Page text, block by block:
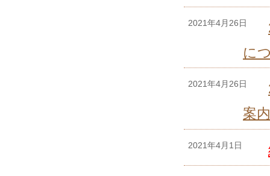
2021年4月26日
に
2021年4月26日
案内
2021年4月1日